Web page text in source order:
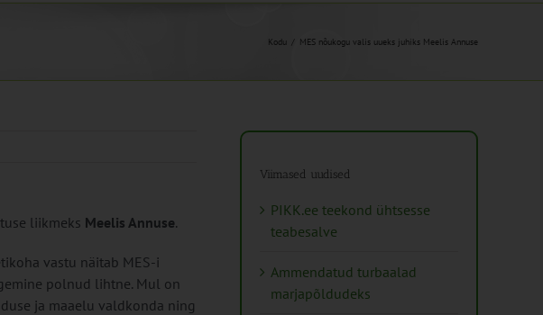
Kodu MES nõukogu valis uueks juhiks Meelis Annuse
liikmeks Meelis Annuse.
vastu näitab MES-i
polnud lihtne. Mul on
ja maaelu valdkonda ning
Viimased uudised
PIKK.ee teekond ühtsesse
teabesalve
Ammendatud turbaalad
marjapõldudeks